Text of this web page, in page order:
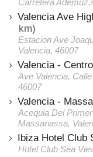
Valencia Ave
km)
Estacion Ave
Valencia, 46007
Valencia -
Ave Valencia,
46007
Valencia -
Acequia Del
Massanassa,
Ibiza Hotel Club
Hotel Club Sea